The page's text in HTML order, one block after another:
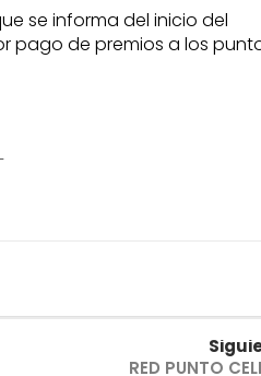
se informa del inicio del
pago de premios a los
RED PUNTO